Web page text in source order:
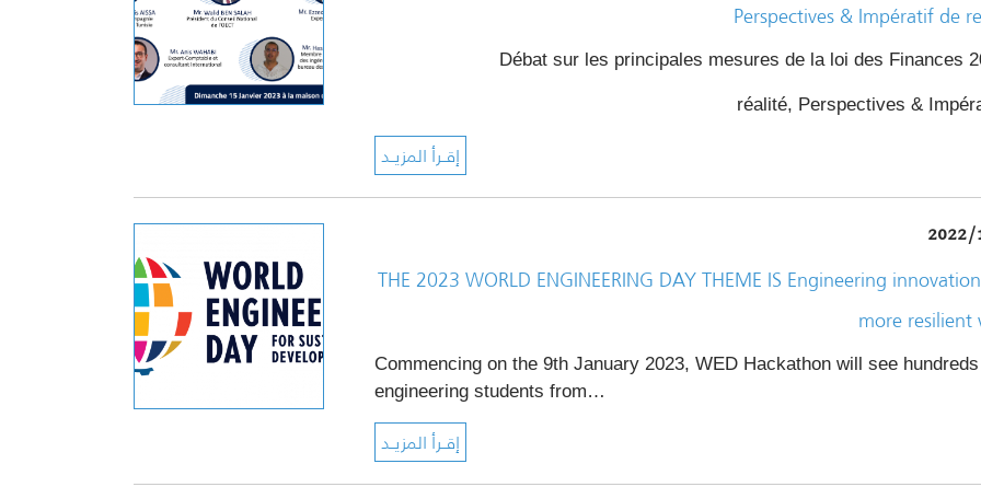
Perspectives & Impératif de
Débat sur les principales mesures de la loi des Finances
réalité, Perspectives &
THE 2023 WORLD ENGINEERING DAY THEME IS Engineering
more resilient
Commencing on the 9th January 2023, WED Hackathon will see
engineering students from…